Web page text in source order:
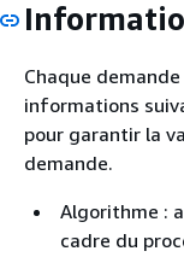
Chaque
informations
pour garantir la
demande.
Algorithme :
cadre du